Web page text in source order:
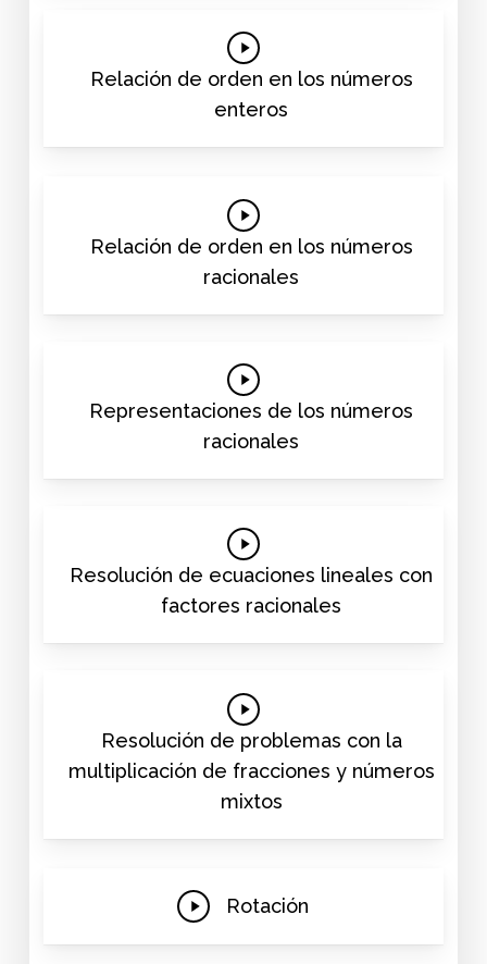
Play
Video
Relación de orden en los números
enteros
Play
Video
Relación de orden en los números
racionales
Play
Video
Representaciones de los números
racionales
Play
Video
Resolución de ecuaciones lineales con
factores racionales
Play
Video
Resolución de problemas con la
multiplicación de fracciones y números
mixtos
Play
Rotación